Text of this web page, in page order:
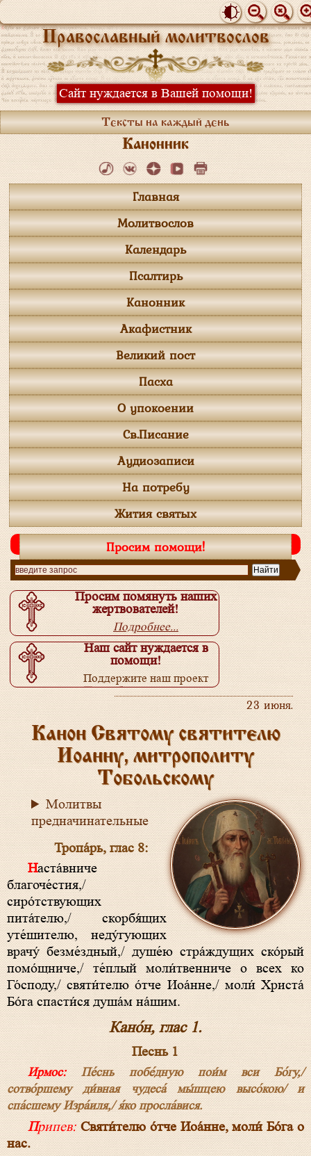
Православный молитвослов
Сайт нуждается в Вашей помощи!
Тексты на каждый день
Канонник
Главная
Молитвослов
Календарь
Псалтирь
Канонник
Акафистник
Великий пост
Пасха
О упокоении
Св.Писание
Аудиозаписи
На потребу
Жития святых
Просим помощи!
Просим помянуть наших
жертвователей!
Подробнее...
Наш сайт нуждается в
помощи!
Поддержите наш проект
Подробнее...
23 июня.
Канон Святому святителю
Иоанну, митрополиту
Тобольскому
Молитвы
предначинательные
Тропа́рь, глас 8:
Наста́вниче
благоче́стия,/
сиро́тствующих
пита́телю,/ скорбя́щих
уте́шителю, неду́гующих
врачу́ безме́здный,/ душе́ю стра́ждущих ско́рый
помо́щниче,/ те́плый моли́твенниче о всех ко
Го́споду,/ святи́телю о́тче Иоа́нне,/ моли́ Христа́
Бо́га спасти́ся душа́м на́шим.
Кано́н, глас 1.
Песнь 1
Ирмос:Пе́снь побе́дную пои́м вси Бо́гу,/
сотво́ршему ди́вная чудеса́ мы́шцею высо́кою/ и
спа́сшему Изра́иля,/ я́ко просла́вися.
Припев: Святи́телю о́тче Иоа́нне, моли́ Бо́га о
нас.